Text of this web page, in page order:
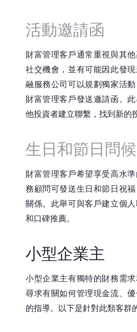
活動邀請函
財富管理客戶通常重視與其
社交機會，並有可能因此發
融服務公司可以規劃獨家活
財富管理客戶發送邀請函。
他投資者建立聯繫，找到新的
生日和節日問候
財富管理客戶希望享受高水
務顧問可發送生日和節日祝
關係。此舉可與客戶建立個
和口碑推薦。
小型企業主
小型企業主有獨特的財務需
尋求有關如何管理現金流、
的指導。以下是針對此類客群